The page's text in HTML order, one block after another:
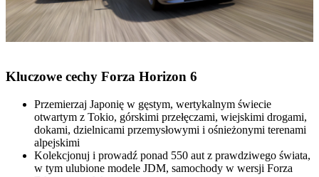
Kluczowe cechy Forza Horizon 6
Przemierzaj Japonię w gęstym, wertykalnym świecie
otwartym z Tokio, górskimi przełęczami, wiejskimi drogami,
dokami, dzielnicami przemysłowymi i ośnieżonymi terenami
alpejskimi
Kolekcjonuj i prowadź ponad 550 aut z prawdziwego świata,
w tym ulubione modele JDM, samochody w wersji Forza